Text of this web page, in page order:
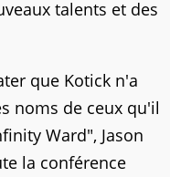
talents et des
que Kotick n'a
noms de ceux qu'il
Ward", Jason
la conférence